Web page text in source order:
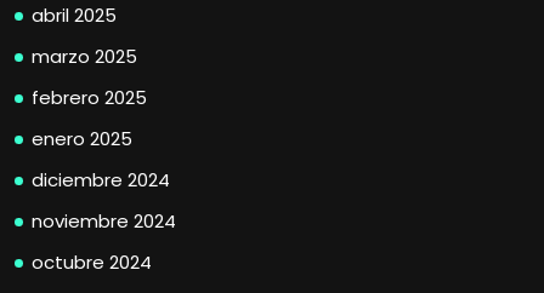
abril 2025
marzo 2025
febrero 2025
enero 2025
diciembre 2024
noviembre 2024
octubre 2024